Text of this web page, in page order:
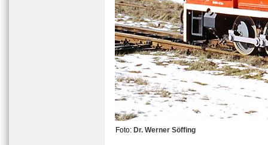
Foto: Dr. Werner Söffing